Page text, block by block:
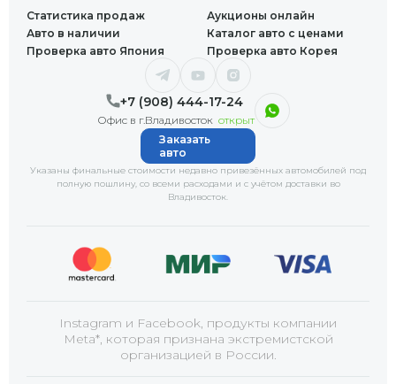
+7 (908) 444-17-24
Офис в г.Владивосток открыт
Статистика продаж
Аукционы онлайн
Авто в наличии
Каталог авто с ценами
Проверка авто Япония
Проверка авто Корея
Указаны финальные стоимости недавно привезённых автомобилей под
полную пошлину, со всеми расходами и с учётом доставки во
Владивосток.
Заказать
авто
Instagram и Facebook, продукты компании
Meta*, которая признана экстремистской
организацией в России.